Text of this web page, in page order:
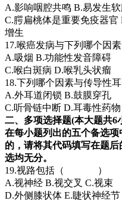
A.影响咽腔共鸣 B.易发生
C.腭扁桃体是重要免疫器
增生
17.喉癌发病与下列哪个
A.吸烟 B.功能性发音障碍
C.喉白斑病 D.喉乳头状瘤
18.下列哪个因素与传导
A.外耳道闭锁 B.鼓膜穿孔
C.听骨链中断 D.耳毒性药物
二、多项选择题(本大题共6
在每小题列出的五个备选
的，请将其代码填写在题
选均无分。
19.视路包括（ ）
A.视神经 B.视交叉 C.视束
D.外侧膝状体 E.睫状神经节